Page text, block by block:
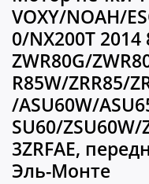
VOXY/NOAH/
0/NX200T 2014
ZWR80G/
R85W/ZRR85/
/ASU60W/
SU60/ZSU60W/
3ZRFAE,
Эль-Монте